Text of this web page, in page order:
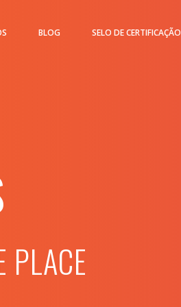
BLOG SELO DE CERTIFICAÇÃO
PLACE